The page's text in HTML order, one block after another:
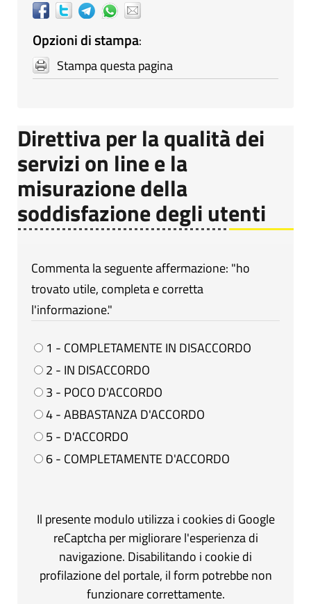
Opzioni di stampa:
Stampa questa pagina
Direttiva per la qualità dei
servizi on line e la
misurazione della
soddisfazione degli utenti
Commenta la seguente affermazione: "ho
trovato utile, completa e corretta
l'informazione."
1 - COMPLETAMENTE IN DISACCORDO
2 - IN DISACCORDO
3 - POCO D'ACCORDO
4 - ABBASTANZA D'ACCORDO
5 - D'ACCORDO
6 - COMPLETAMENTE D'ACCORDO
Il presente modulo utilizza i cookies di Google
reCaptcha per migliorare l'esperienza di
navigazione. Disabilitando i cookie di
profilazione del portale, il form potrebbe non
funzionare correttamente.